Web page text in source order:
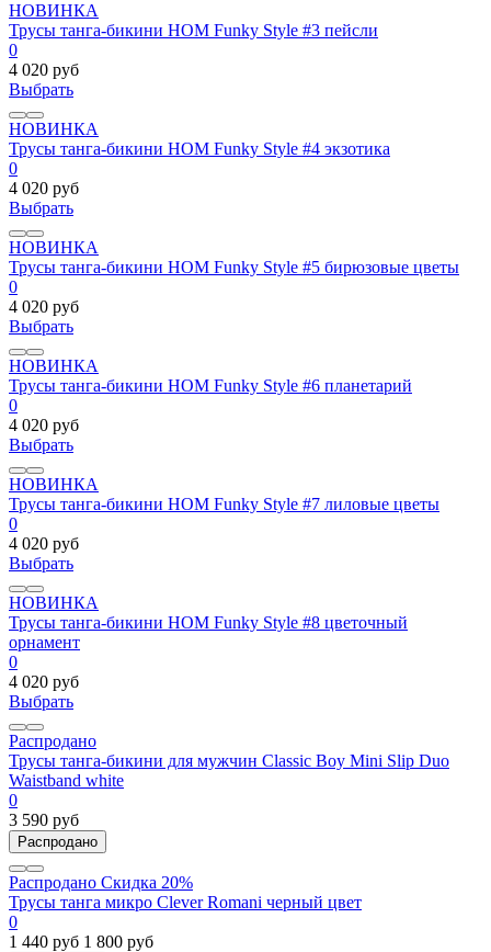
НОВИНКА
Трусы танга-бикини HOM Funky Style #3 пейсли
0
4 020 руб
Выбрать
НОВИНКА
Трусы танга-бикини HOM Funky Style #4 экзотика
0
4 020 руб
Выбрать
НОВИНКА
Трусы танга-бикини HOM Funky Style #5 бирюзовые цветы
0
4 020 руб
Выбрать
НОВИНКА
Трусы танга-бикини HOM Funky Style #6 планетарий
0
4 020 руб
Выбрать
НОВИНКА
Трусы танга-бикини HOM Funky Style #7 лиловые цветы
0
4 020 руб
Выбрать
НОВИНКА
Трусы танга-бикини HOM Funky Style #8 цветочный
орнамент
0
4 020 руб
Выбрать
Распродано
Трусы танга-бикини для мужчин Classic Boy Mini Slip Duo
Waistband white
0
3 590 руб
Распродано
Распродано Скидка 20%
Трусы танга микро Clever Romani черный цвет
0
1 440 руб 1 800 руб